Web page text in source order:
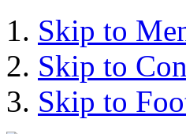
Skip to
Skip to
Skip to